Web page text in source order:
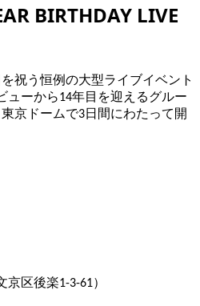
BIRTHDAY LIVE
祝う恒例の大型ライブイベント
ューから14年目を迎えるグルー
京ドームで3日間にわたって開
区後楽1-3-61）